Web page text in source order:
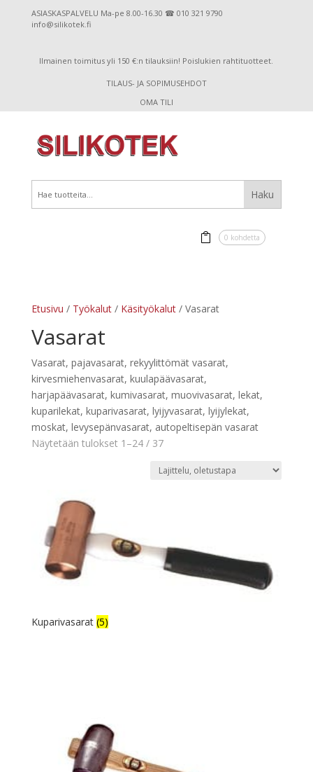
ASIASKASPALVELU Ma-pe 8.00-16.30 ☎ 010 321 9790
info@silikotek.fi
Ilmainen toimitus yli 150 €:n tilauksiin! Poislukien rahtituotteet.
TILAUS- JA SOPIMUSEHDOT
OMA TILI
0 kohdetta
Etusivu / Työkalut/ Käsityökalut/ Vasarat
Vasarat
Vasarat, pajavasarat, rekyylittömät vasarat,
kirvesmiehenvasarat, kuulapäävasarat,
harjapäävasarat, kumivasarat, muovivasarat, lekat,
kuparilekat, kuparivasarat, lyijyvasarat, lyijylekat,
moskat, levysepänvasarat, autopeltisepän vasarat
Näytetään tulokset 1–24 / 37
Kuparivasarat (5)